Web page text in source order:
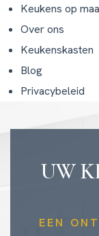
Keukens op
Over ons
Keukenskasten
Blog
Privacybeleid
UW
EEN